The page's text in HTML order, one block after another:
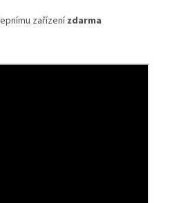
zařízenízdarma